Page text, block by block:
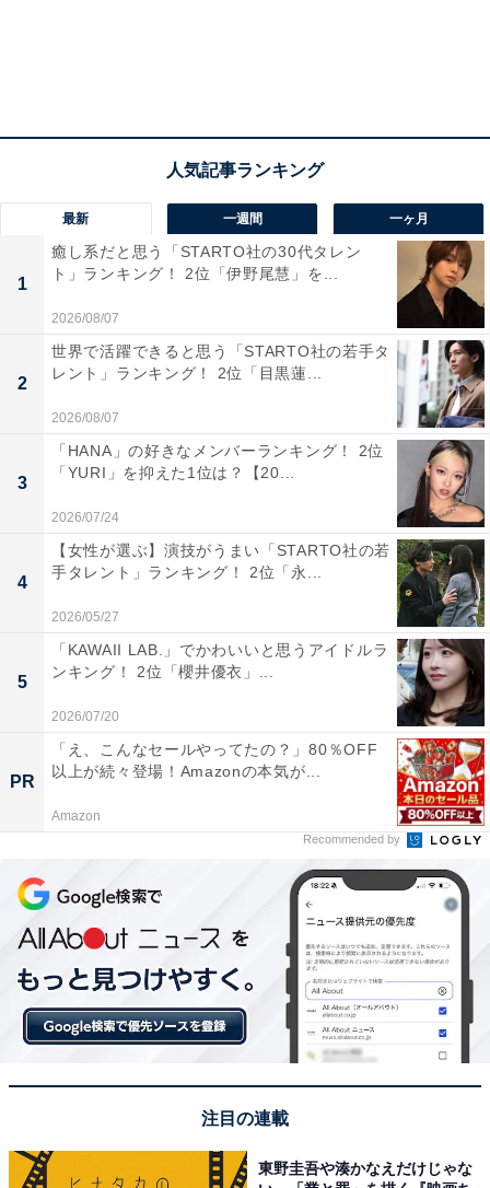
岳を望む美しい自然環境もあこがれの対象として多くの
支持を集めています。
あわせて読みたい
おすすめしたい「穴場温泉地」ランキング！
は？
All About ニュース編集
部
「All About ニュース」は、ネットの話題から世の中の動きまで、暮
らしの中にあふれる「なぜ？」「どうして？」を分かりやすく伝え
るAll About発のニュースメディアです。お金や仕事、恋愛、ITに関
する疑問に対して専門家が分かりやすく回答するほか、エンタメ情
...続きを読む
次ページ
50位までの全ランキング結果を見
る
こちらもおすすめ
一日遊べる「温泉テーマパーク」ランキング！
最新 一週間 一ヶ月
1
癒し系だと思う「STARTO社の30代タレン
ト」ランキング！ 2位「伊野尾慧」を...
2026/08/07
2
世界で活躍できると思う「STARTO社の若手タ
レント」ランキング！ 2位「目黒蓮...
2026/08/07
3
「HANA」の好きなメンバーランキング！ 2位
「YURI」を抑えた1位は？【20...
2026/07/24
4
【女性が選ぶ】演技がうまい「STARTO社の若
手タレント」ランキング！ 2位「永...
2026/05/27
5
「KAWAII LAB.」でかわいいと思うアイドルラ
ンキング！ 2位「櫻井優衣」...
2026/07/20
PR
「え、こんなセールやってたの？」80％OFF
以上が続々登場！Amazonの本気が...
Amazon
Recommended by
注目の連載
東野圭吾や湊かなえだけじゃな